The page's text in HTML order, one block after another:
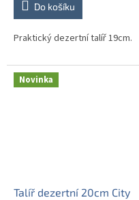
Do košíku
Praktický dezertní talíř 19cm.
Novinka
Talíř dezertní 20cm City